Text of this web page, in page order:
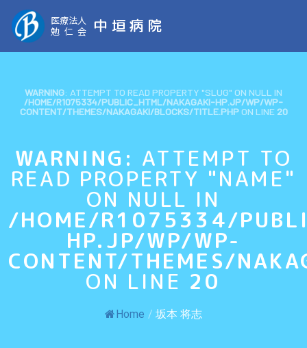
医療法人
勉仁会 中垣病院
WARNING: ATTEMPT TO READ PROPERTY "SLUG" ON NULL IN
/HOME/R1075334/PUBLIC_HTML/NAKAGAKI-HP.JP/WP/WP-
CONTENT/THEMES/NAKAGAKI/BLOCKS/TITLE.PHPON LINE 20
WARNING : ATTEMPT TO
READ PROPERTY "NAME"
ON NULL IN
/HOME/R1075334/
HP.JP/WP/WP-
CONTENT/THEMES/
ON LINE 20
Home / 坂本 将志